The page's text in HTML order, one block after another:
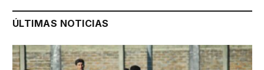
ÚLTIMAS NOTICIAS